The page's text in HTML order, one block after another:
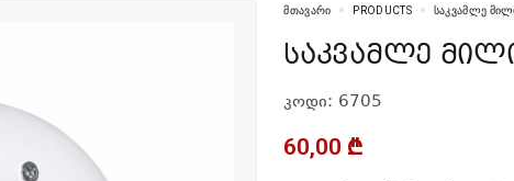
ᲛᲗᲐᲕᲐᲠᲘ PRODUCTS ᲡᲐᲙᲕᲐᲛᲚᲔ
საკვამლე
კოდი: 6705
60,00 ₾